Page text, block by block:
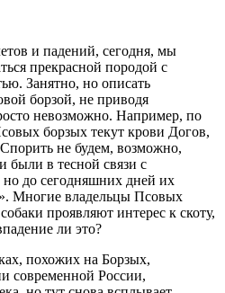
и падений, сегодня, мы
прекрасной породой с
Занятно, но описать
борзой, не приводя
невозможно. Например, по
борзых текут крови Догов,
не будем, возможно,
были в тесной связи с
до сегодняшних дней их
Многие владельцы Псовых
проявляют интерес к скоту,
ли это?
похожих на Борзых,
современной России,